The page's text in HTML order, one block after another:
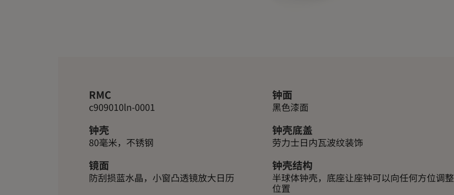
RMC
c909010ln-0001
钟面
黑色漆面
钟壳
80毫米，不锈钢
钟壳底盖
劳力士日内瓦波纹装饰
镜面
防刮损蓝水晶，小窗凸透镜放大日历
钟壳结构
半球体钟壳，底座让座钟可以向任何方位调整
位置